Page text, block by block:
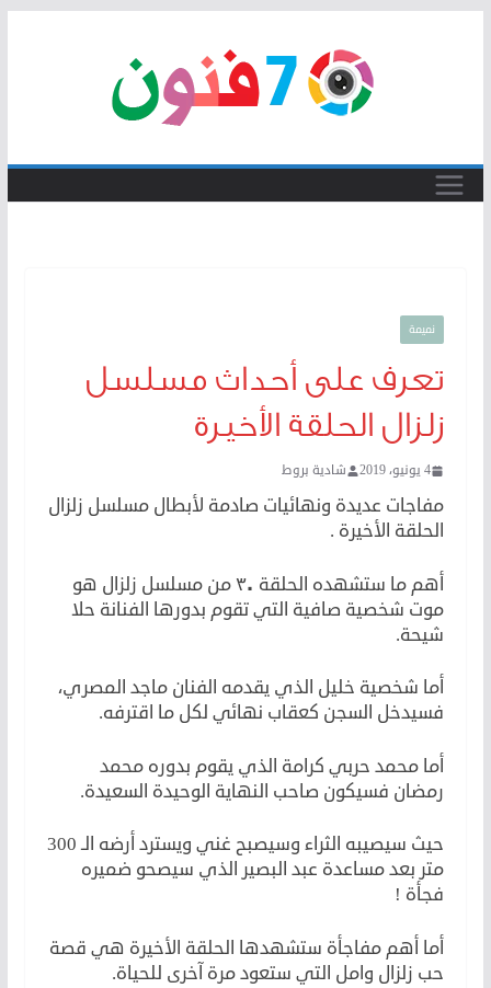
نميمة
تعرف على أحداث مسلسل
زلزال الحلقة الأخيرة
4 يونيو، 2019 شادية بروط
مفاجات عديدة ونهائيات صادمة لأبطال مسلسل زلزال
الحلقة الأخيرة .
أهم ما ستشهده الحلقة ٣٠ من مسلسل زلزال هو
موت شخصية صافية التي تقوم بدورها الفنانة حلا
شيحة.
أما شخصية خليل الذي يقدمه الفنان ماجد المصري،
فسيدخل السجن كعقاب نهائي لكل ما اقترفه.
أما محمد حربي كرامة الذي يقوم بدوره محمد
رمضان فسيكون صاحب النهاية الوحيدة السعيدة.
حيث سيصيبه الثراء وسيصبح غني ويسترد أرضه الـ 300
متر بعد مساعدة عبد البصير الذي سيصحو ضميره
فجأة !
أما أهم مفاجأة ستشهدها الحلقة الأخيرة هي قصة
حب زلزال وامل التي ستعود مرة آخرى للحياة.